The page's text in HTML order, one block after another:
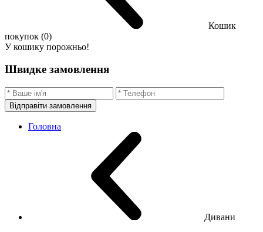
Кошик
покупок (0)
У кошику порожньо!
Швидке замовлення
Відправіти замовлення
Головна
Дивани